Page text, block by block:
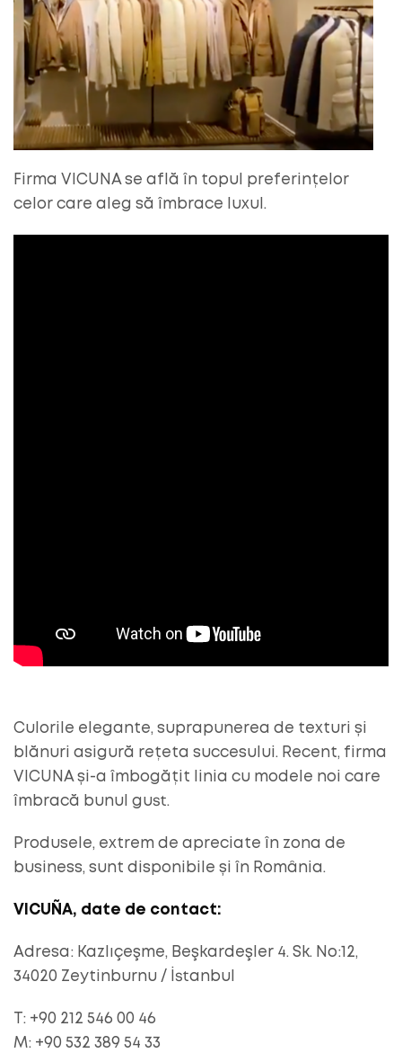
Firma VICUNA se află în topul preferințelor
celor care aleg să îmbrace luxul.
Culorile elegante, suprapunerea de texturi și
blănuri asigură rețeta succesului. Recent, firma
VICUNA și-a îmbogățit linia cu modele noi care
îmbracă bunul gust.
Produsele, extrem de apreciate în zona de
business, sunt disponibile și în România.
VICUÑA, date de contact:
Adresa: Kazlıçeşme, Beşkardeşler 4. Sk. No:12,
34020 Zeytinburnu / İstanbul
T: +90 212 546 00 46
M: +90 532 389 54 33